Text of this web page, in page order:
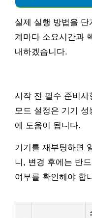
실제 실행 방법을
계마다 소요시간과
내하겠습니다.
시작 전 필수 준비
모드 설정은 기기
에 도움이 됩니다.
기기를 재부팅하면
니, 변경 후에는 반
여부를 확인해야 합